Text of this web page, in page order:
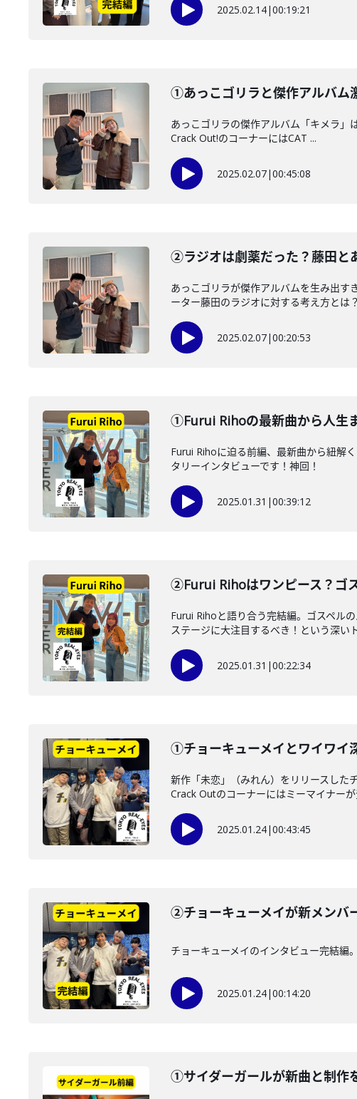
2025.02.14|00:19:21
①あっこゴリラと傑作アルバム
あっこゴリラの傑作アルバム「キメラ」
Crack Out!のコーナーにはCAT ...
2025.02.07|00:45:08
②ラジオは劇薬だった？藤田と
あっこゴリラが傑作アルバムを生み出す
ーター藤田のラジオに対する考え方とは
2025.02.07|00:20:53
①Furui Rihoの最新曲から人生
Furui Rihoに迫る前編、最新曲から紐解
タリーインタビューです！神回！
2025.01.31 |00:39:12
②Furui Rihoはワンピース？ゴ
Furui Rihoと語り合う完結編。ゴスペル
ステージに大注目するべき！という深い
2025.01.31 |00:22:34
①チョーキューメイとワイワイ
新作「未恋」（みれん）をリリースした
Crack Outのコーナーにはミーマイナーが
2025.01.24|00:43:45
②チョーキューメイが新メンバ
チョーキューメイのインタビュー完結編
2025.01.24|00:14:20
①サイダーガールが新曲と制作